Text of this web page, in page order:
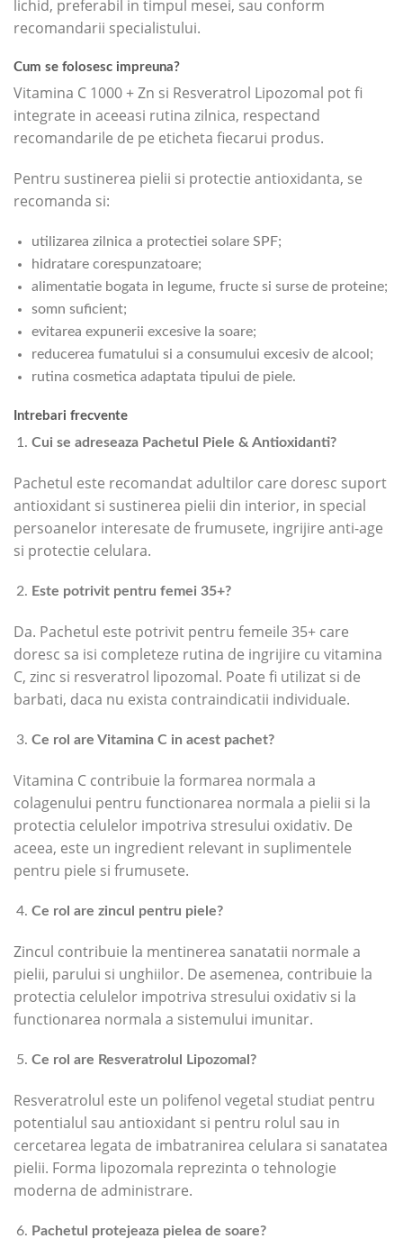
lichid, preferabil in timpul mesei, sau conform
recomandarii specialistului.
Cum se folosesc impreuna?
Vitamina C 1000 + Zn si Resveratrol Lipozomal pot fi
integrate in aceeasi rutina zilnica, respectand
recomandarile de pe eticheta fiecarui produs.
Pentru sustinerea pielii si protectie antioxidanta, se
recomanda si:
utilizarea zilnica a protectiei solare SPF;
hidratare corespunzatoare;
alimentatie bogata in legume, fructe si surse de proteine;
somn suficient;
evitarea expunerii excesive la soare;
reducerea fumatului si a consumului excesiv de alcool;
rutina cosmetica adaptata tipului de piele.
Intrebari frecvente
Cui se adreseaza Pachetul Piele & Antioxidanti?
Pachetul este recomandat adultilor care doresc suport
antioxidant si sustinerea pielii din interior, in special
persoanelor interesate de frumusete, ingrijire anti-age
si protectie celulara.
Este potrivit pentru femei 35+?
Da. Pachetul este potrivit pentru femeile 35+ care
doresc sa isi completeze rutina de ingrijire cu vitamina
C, zinc si resveratrol lipozomal. Poate fi utilizat si de
barbati, daca nu exista contraindicatii individuale.
Ce rol are Vitamina C in acest pachet?
Vitamina C contribuie la formarea normala a
colagenului pentru functionarea normala a pielii si la
protectia celulelor impotriva stresului oxidativ. De
aceea, este un ingredient relevant in suplimentele
pentru piele si frumusete.
Ce rol are zincul pentru piele?
Zincul contribuie la mentinerea sanatatii normale a
pielii, parului si unghiilor. De asemenea, contribuie la
protectia celulelor impotriva stresului oxidativ si la
functionarea normala a sistemului imunitar.
Ce rol are Resveratrolul Lipozomal?
Resveratrolul este un polifenol vegetal studiat pentru
potentialul sau antioxidant si pentru rolul sau in
cercetarea legata de imbatranirea celulara si sanatatea
pielii. Forma lipozomala reprezinta o tehnologie
moderna de administrare.
Pachetul protejeaza pielea de soare?